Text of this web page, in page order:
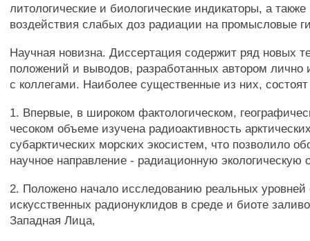
литологические и биологические индикаторы, а также
воздействия слабых доз радиации на промысловые
Научная новизна. Диссертация содержит ряд новых
положений и выводов, разработанных автором лично
с коллегами. Наиболее существенные из них,
1. Впервые, в широком фактологическом,
чесоком объеме изучена радиоактивность
субарктических морских экосистем, что позволило
научное направление - радиационную экологическую
2. Положено начало исследованию реальных уровней
искусственных радионуклидов в среде и биоте
Западная Лица,